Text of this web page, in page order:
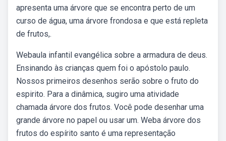
apresenta uma árvore que se encontra perto de um
curso de água, uma árvore frondosa e que está repleta
de frutos,.
Webaula infantil evangélica sobre a armadura de deus.
Ensinando às crianças quem foi o apóstolo paulo.
Nossos primeiros desenhos serão sobre o fruto do
espirito. Para a dinâmica, sugiro uma atividade
chamada árvore dos frutos. Você pode desenhar uma
grande árvore no papel ou usar um. Weba árvore dos
frutos do espírito santo é uma representação